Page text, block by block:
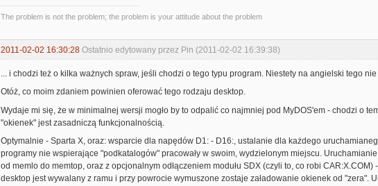
The problem is not the problem; the problem is your attitude about the problem
2011-02-02 16:30:28 Ostatnio edytowany przez Pin (2011-02-02 16:39:38)
... i chodzi też o kilka ważnych spraw, jeśli chodzi o tego typu program. Niestety na angielski tego
Otóż, co moim zdaniem powinien oferować tego rodzaju desktop.
Wydaje mi się, że w minimalnej wersji mogło by to odpalić co najmniej pod MyDOS'em - chodzi o
"okienek" jest zasadniczą funkcjonalnością.
Optymalnie - Sparta X, oraz: wsparcie dla napędów D1: - D16:, ustalanie dla każdego
programy nie wspierające "podkatalogów" pracowały w swoim, wydzielonym miejscu.
od memlo do memtop, oraz z opcjonalnym odłączeniem modułu SDX (czyli to, co robi
desktop jest wywalany z ramu i przy powrocie wymuszone zostaje załadowanie okienek od "zera".